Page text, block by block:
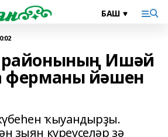
Ишәй
ферманы йәшен
ҡыуандырҙы.
зыян күреүселәр ҙә